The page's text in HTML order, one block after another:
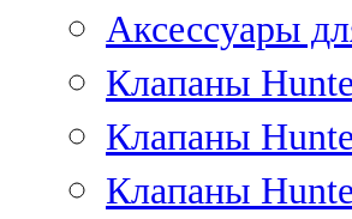
Аксессуары
Клапаны
Клапаны
Клапаны